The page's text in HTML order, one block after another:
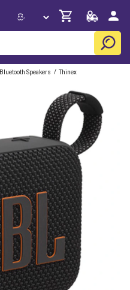
Bluetooth Speakers / Thinex